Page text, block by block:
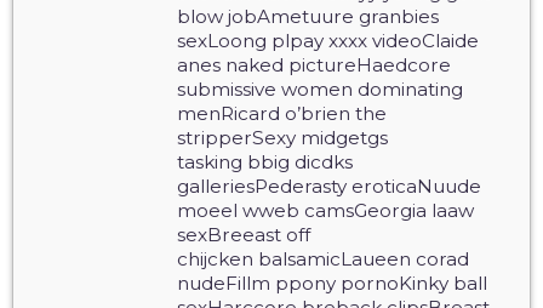
blow jobAmetuure granbies
sexLoong plpay xxxx videoClaide
anes naked pictureHaedcore
submissive women dominating
menRicard o’brien the
stripperSexy midgetgs
tasking bbig dicdks
galleriesPederasty eroticaNuude
moeel wweb camsGeorgia laaw
sexBreeast off
chijcken balsamicLaueen corad
nudeFillm ppony pornoKinky ball